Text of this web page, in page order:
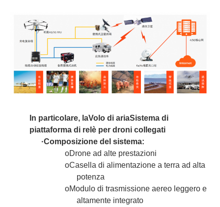
In particolare, laVolo di ariaSistema di
piattaforma di relè per droni collegati
·Composizione del sistema:
oDrone ad alte prestazioni
oCasella di alimentazione a terra ad alta
potenza
oModulo di trasmissione aereo leggero e
altamente integrato